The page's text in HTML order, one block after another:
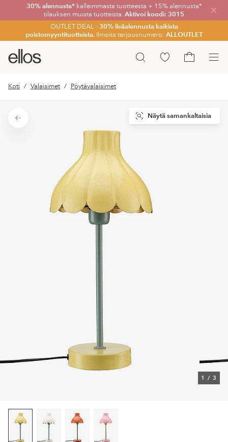
30% alennusta*kalleimmasta tuotteesta + 15% alennusta*
tilauksen muista tuotteista.Aktivoi koodi: 3015
OUTLET DEAL -30% lisäalennusta kaikista
poistomyyntituotteista. Ilmoita tarjousnumero: ALLOUTLET
Sulje
Hae
Ellos-
logo
siirry
Siirry
Koti Valaisimet Pöytävalaisimet
Takaisin
1 / 3
Näytä samankaltaisia